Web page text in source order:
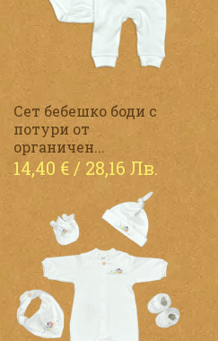
Сет бебешко боди с
потури от
органичен...
14,40 € / 28,16 Лв.